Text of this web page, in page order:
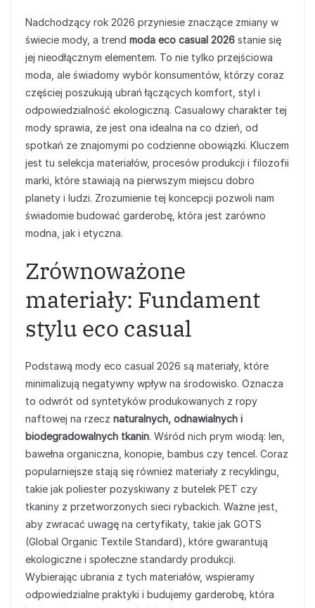
Nadchodzący rok 2026 przyniesie znaczące zmiany w
świecie mody, a trend moda eco casual 2026 stanie się
jej nieodłącznym elementem. To nie tylko przejściowa
moda, ale świadomy wybór konsumentów, którzy coraz
częściej poszukują ubrań łączących komfort, styl i
odpowiedzialność ekologiczną. Casualowy charakter tej
mody sprawia, że jest ona idealna na co dzień, od
spotkań ze znajomymi po codzienne obowiązki. Kluczem
jest tu selekcja materiałów, procesów produkcji i filozofii
marki, które stawiają na pierwszym miejscu dobro
planety i ludzi. Zrozumienie tej koncepcji pozwoli nam
świadomie budować garderobę, która jest zarówno
modna, jak i etyczna.
Zrównoważone
materiały: Fundament
stylu eco casual
Podstawą mody eco casual 2026 są materiały, które
minimalizują negatywny wpływ na środowisko. Oznacza
to odwrót od syntetyków produkowanych z ropy
naftowej na rzecz naturalnych, odnawialnych i
biodegradowalnych tkanin. Wśród nich prym wiodą: len,
bawełna organiczna, konopie, bambus czy tencel. Coraz
popularniejsze stają się również materiały z recyklingu,
takie jak poliester pozyskiwany z butelek PET czy
tkaniny z przetworzonych sieci rybackich. Ważne jest,
aby zwracać uwagę na certyfikaty, takie jak GOTS
(Global Organic Textile Standard), które gwarantują
ekologiczne i społeczne standardy produkcji.
Wybierając ubrania z tych materiałów, wspieramy
odpowiedzialne praktyki i budujemy garderobę, która